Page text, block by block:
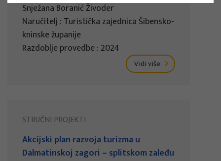
Snježana Boranić Živoder
Naručitelj : Turistička zajednica Šibensko-
kninske županije
Razdoblje provedbe : 2024
Vidi više
STRUČNI PROJEKTI
Akcijski plan razvoja turizma u
Dalmatinskoj zagori – splitskom zaleđu